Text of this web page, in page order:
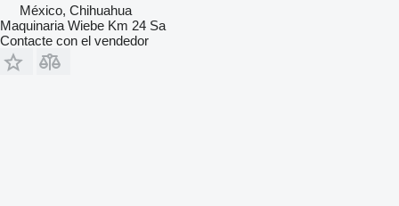
México, Chihuahua
Maquinaria Wiebe Km 24 Sa
Contacte con el vendedor